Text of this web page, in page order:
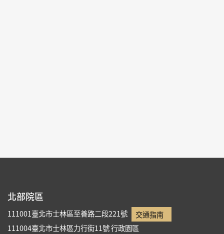
北部院區
111001臺北市士林區至善路二段221號
交通指南
111004臺北市士林區力行街11號行政園區